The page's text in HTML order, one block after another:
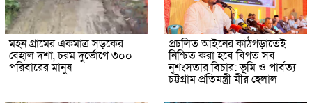
মহন গ্রামের একমাত্র সড়কের
বেহাল দশা, চরম দুর্ভোগে ৩০০
পরিবারের মানুষ
প্রচলিত আইনের কাঠগড়াতেই
নিশ্চিত করা হবে বিগত সব
নৃশংসতার বিচার: ভূমি ও পার্বত্য
চট্টগ্রাম প্রতিমন্ত্রী মীর হেলাল